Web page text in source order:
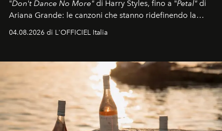
"Don't Dance No More" di Harry Styles, fino a "Petal" di
Ariana Grande: le canzoni che stanno ridefinendo la
04.08.2026 di L'OFFICIEL Italia